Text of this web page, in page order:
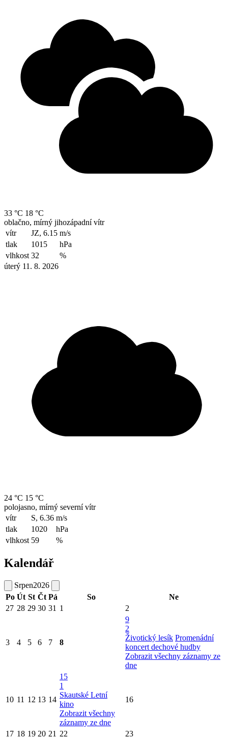
33 °C 18 °C
oblačno, mírný jihozápadní vítr
vítr
JZ, 6.15 m/s
tlak
1015
hPa
vlhkost 32
%
úterý 11. 8. 2026
24 °C 15 °C
polojasno, mírný severní vítr
vítr
S, 6.36 m/s
tlak
1020
hPa
vlhkost 59 %
Kalendář
Srpen2026
Po Út St Čt Pá So
Ne
27 28 29 30 31 1 2
3 4 5 6 7 8
9
2
Životický lesík Promenádní
koncert dechové hudby
Zobrazit všechny záznamy ze
dne
10 11 12 13 14
15
1
Skautské Letní
kino
Zobrazit všechny
záznamy ze dne
16
17 18 19 20 21 22
23